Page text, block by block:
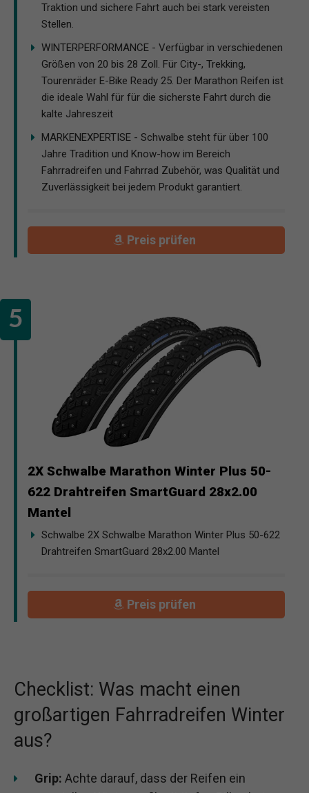
Traktion und sichere Fahrt auch bei stark vereisten
Stellen.
WINTERPERFORMANCE - Verfügbar in verschiedenen
Größen von 20 bis 28 Zoll. Für City-, Trekking,
Tourenräder E-Bike Ready 25. Der Marathon Reifen ist
die ideale Wahl für für die sicherste Fahrt durch die
kalte Jahreszeit
MARKENEXPERTISE - Schwalbe steht für über 100
Jahre Tradition und Know-how im Bereich
Fahrradreifen und Fahrrad Zubehör, was Qualität und
Zuverlässigkeit bei jedem Produkt garantiert.
Preis prüfen
2X Schwalbe Marathon Winter Plus 50-
622 Drahtreifen SmartGuard 28x2.00
Mantel
Schwalbe 2X Schwalbe Marathon Winter Plus 50-622
Drahtreifen SmartGuard 28x2.00 Mantel
Preis prüfen
Checklist: Was macht einen
großartigen Fahrradreifen Winter
aus?
Grip: Achte darauf, dass der Reifen ein